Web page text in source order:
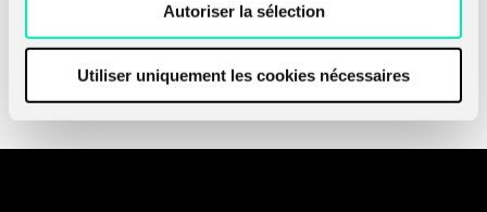
Autoriser la sélection
Utiliser uniquement les cookies nécessaires